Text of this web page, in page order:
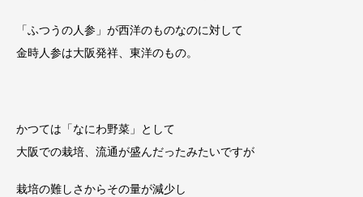
「ふつうの人参」が西洋のものなのに対して
金時人参は大阪発祥、東洋のもの。
かつては「なにわ野菜」として
大阪での栽培、流通が盛んだったみたいですが
栽培の難しさからその量が減少し